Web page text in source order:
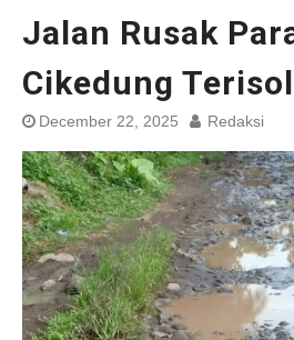
Jalan Rusak
Cikedung
December 22, 2025 Redaksi